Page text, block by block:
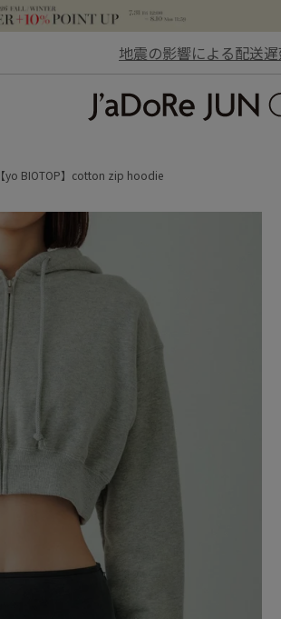
地震の影響による配送
【yo BIOTOP】cotton zip hoodie